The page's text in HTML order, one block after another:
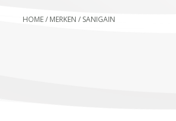
HOME/ MERKEN / SANIGAIN